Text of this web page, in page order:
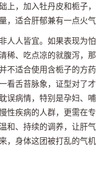
上，加入牡丹皮和栀子
，适合肝郁兼有一点火气
人人皆宜。如果表现为
稀、吃点凉的就腹泻，
不适合使用含栀子的方
看舌苔脉象，证型对了
误病情，特别是孕妇、哺
性疾病的人群，更需在
和、持续的调养，让肝
，身体这团被打乱的气